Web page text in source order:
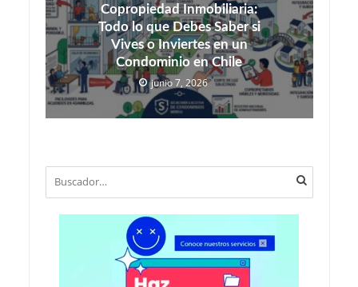
Copropiedad Inmobiliaria:
Todo lo que Debes Saber si
Vives o Inviertes en un
Condominio en Chile
junio 7, 2026